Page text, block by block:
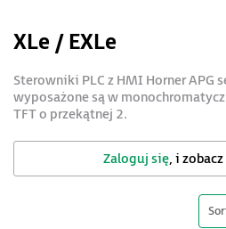
XLe / EXLe
Sterowniki PLC z HMI Horner APG
wyposażone są w
TFT o przekątnej 2.
Zaloguj się, i zobacz